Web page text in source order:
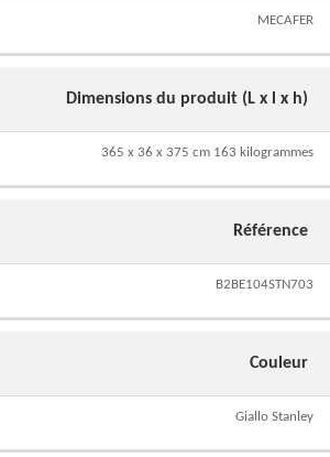
MECAFER
Dimensions du produit (L x l x h)
365 x 36 x 375 cm 163 kilogrammes
Référence
B2BE104STN703
Couleur
Giallo Stanley